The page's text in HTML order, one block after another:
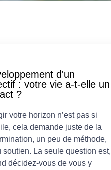
d'un
: votre vie a-t-elle un
?
votre horizon n’est pas si
cela demande juste de la
un peu de méthode,
soutien. La seule question est,
décidez-vous de vous y